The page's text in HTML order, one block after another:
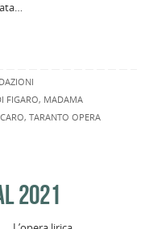
FIGARO, MADAMA
, TARANTO OPERA
2021